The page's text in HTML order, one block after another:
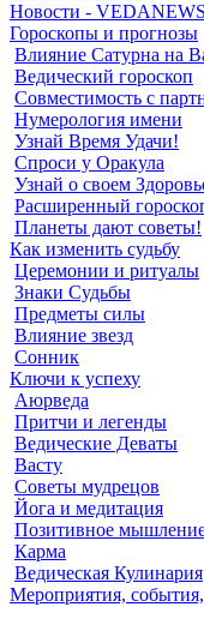
Новости - VEDANEWS
Гороскопы и прогнозы
Влияние Сатурна на
Ведический гороскоп
Совместимость с
Нумерология имени
Узнай Время Удачи!
Спроси у Оракула
Узнай о своем
Расширенный
Планеты дают советы!
Как изменить судьбу
Церемонии и ритуалы
Знаки Судьбы
Предметы силы
Влияние звезд
Сонник
Ключи к успеху
Аюрведа
Притчи и легенды
Ведические Деваты
Васту
Советы мудрецов
Йога и медитация
Позитивное
Карма
Ведическая Кулинария
Мероприятия,